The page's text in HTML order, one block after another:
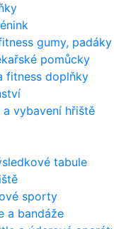
gumy, padáky
pomůcky
fitness doplňky
vybavení hřiště
tabule
sporty
a bandáže